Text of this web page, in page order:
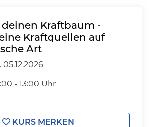
Kraftbaum -
Kraftquellen auf
Art
05.12.2026
- 13:00 Uhr
KURS MERKEN